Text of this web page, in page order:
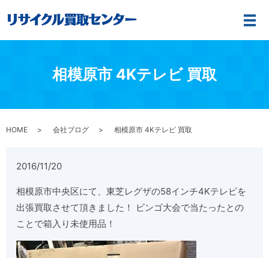
メ
相模原市 4Kテレビ 買取
HOME 会社ブログ 相模原市 4Kテレビ 買取
2016/11/20
相模原市中央区にて、東芝レグザの58インチ4Kテレビを
出張買取させて頂きました！ ビンゴ大会で当たったとの
ことで箱入り未使用品！